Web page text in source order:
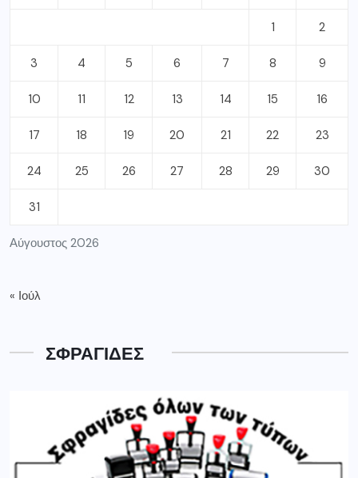
Αύγουστος 2026
1 2
3 4 5 6 7 8 9
10 11 12 13 14 15 16
17 18 19 20 21 22 23
24 25 26 27 28 29 30
31
« Ιούλ
ΣΦΡΑΓΙΔΕΣ